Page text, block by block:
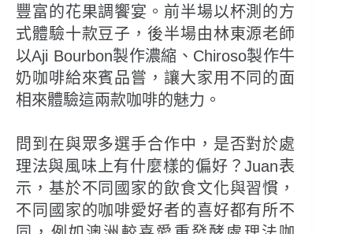
豐富的花果調饗宴。前半場以杯測的方
式體驗十款豆子，後半場由林東源老師
以Aji Bourbon製作濃縮、Chiroso製作牛
奶咖啡給來賓品嘗，讓大家用不同的面
相來體驗這兩款咖啡的魅力。
問到在與眾多選手合作中，是否對於處
理法與風味上有什麼樣的偏好？Juan表
示，基於不同國家的飲食文化與習慣，
不同國家的咖啡愛好者的喜好都有所不